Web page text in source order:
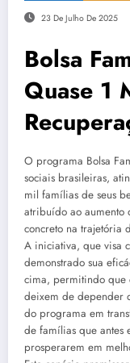
23 De Julho De 2025
Bolsa
Quase 1
O programa Bolsa
sociais brasileiras,
mil famílias de seus
atribuído ao aumento
concreto na trajetória
A iniciativa, que visa
demonstrado sua
cima, permitindo que
deixem de depender
do programa em
de famílias que antes
prosperarem em